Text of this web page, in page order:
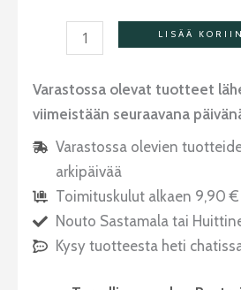
LISÄÄ KORIIN
Varastossa olevat tuotteet
viimeistään seuraavana
Varastossa olevien
arkipäivää
Toimituskulut alkaen 9,90 €
Nouto Sastamala tai
Kysy tuotteesta heti